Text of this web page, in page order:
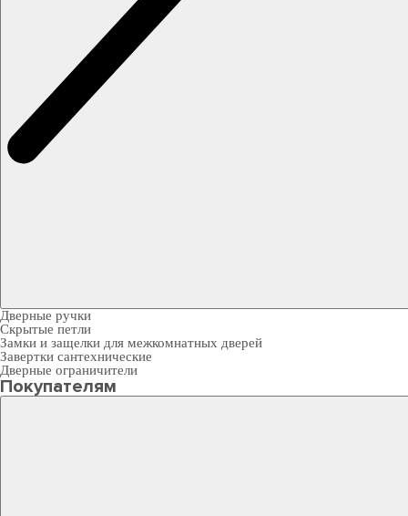
Дверные ручки
Скрытые петли
Замки и защелки для межкомнатных дверей
Завертки сантехнические
Дверные ограничители
Покупателям